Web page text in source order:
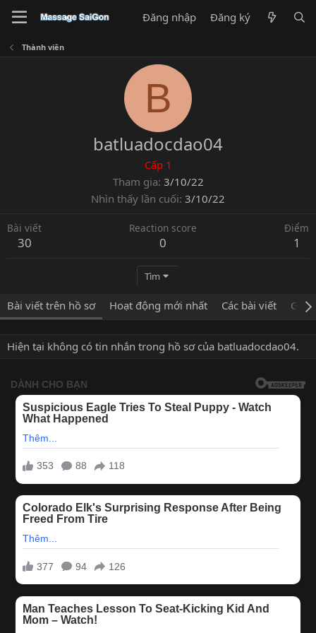
Đăng nhập Đăng ký
Thành viên
B
batluadocdao04
Cấp 1
Tham gia 3/10/22
Nhìn thấy lần cuối 3/10/22
Bài viết
30
Reaction score
0
Điểm
1
Tìm
Bài viết trên hồ sơ Hoạt động mới nhất Các bài viết Giới
Hiện tại không có tin nhắn trong hồ sơ của batluadocdao04.